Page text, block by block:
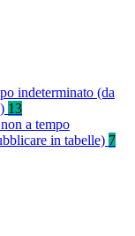
indeterminato (da
13
a tempo
in tabelle) 7